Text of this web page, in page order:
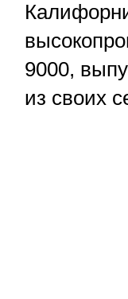
9000,
из своих